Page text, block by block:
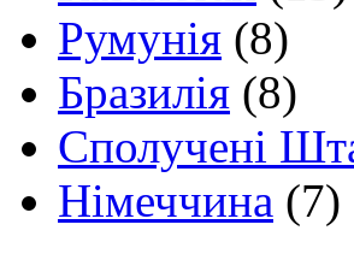
Румунія (8)
Бразилія (8)
Сполучені
Німеччина (7)